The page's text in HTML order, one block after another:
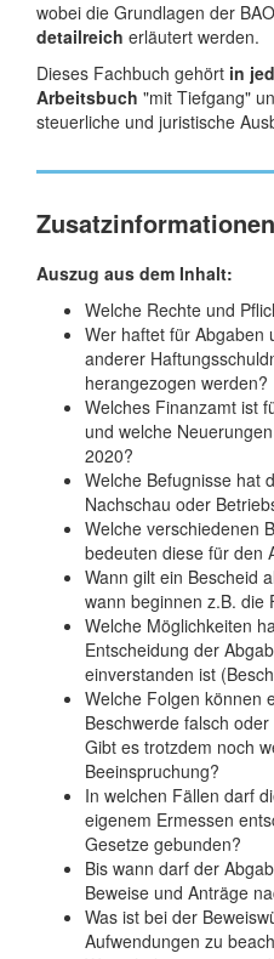
wobei die Grundlagen der
detailreich erläutert werden.
Dieses Fachbuch gehört in
Arbeitsbuch "mit Tiefgang"
steuerliche und juristische
Auszug aus dem Inhalt:
Welche Rechte und
Wer haftet für Abgaben
anderer
herangezogen werden?
Welches Finanzamt ist
und welche
2020?
Welche Befugnisse hat
Nachschau oder
Welche verschiedenen
bedeuten diese für den
Wann gilt ein Bescheid
wann beginnen z.B. die
Welche Möglichkeiten
Entscheidung der
einverstanden ist
Welche Folgen können
Beschwerde falsch
Gibt es trotzdem noch
Beeinspruchung?
In welchen Fällen darf
eigenem Ermessen
Gesetze gebunden?
Bis wann darf der
Beweise und Anträge
Was ist bei der
Aufwendungen zu